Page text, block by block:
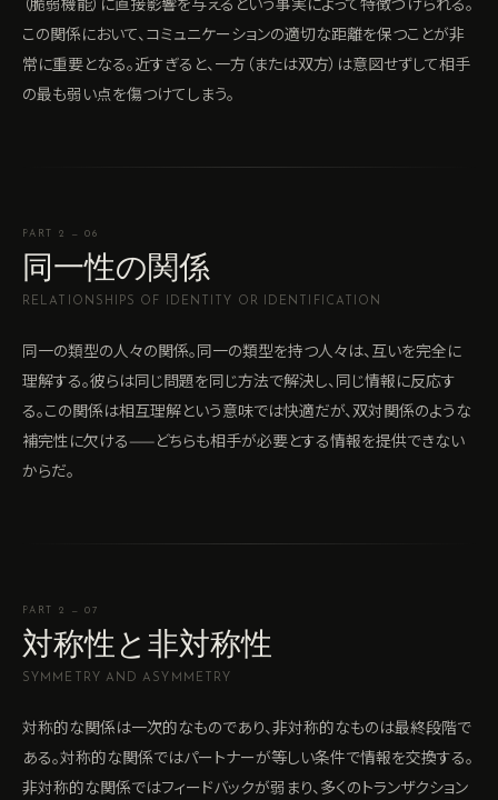
この関係において、コミュニケーションの適切な距離を保つことが非
常に重要となる。近すぎると、一方（または双方）は意図せずして相手
の最も弱い点を傷つけてしまう。
PART 2 — 06
同一性の関係
RELATIONSHIPS OF IDENTITY OR IDENTIFICATION
同一の類型の人々の関係。同一の類型を持つ人々は、互いを完全に
理解する。彼らは同じ問題を同じ方法で解決し、同じ情報に反応す
る。この関係は相互理解という意味では快適だが、双対関係のような
補完性に欠ける——どちらも相手が必要とする情報を提供できない
からだ。
PART 2 — 07
対称性と非対称性
SYMMETRY AND ASYMMETRY
対称的な関係は一次的なものであり、非対称的なものは最終段階で
ある。対称的な関係ではパートナーが等しい条件で情報を交換する。
非対称的な関係ではフィードバックが弱まり、多くのトランザクション